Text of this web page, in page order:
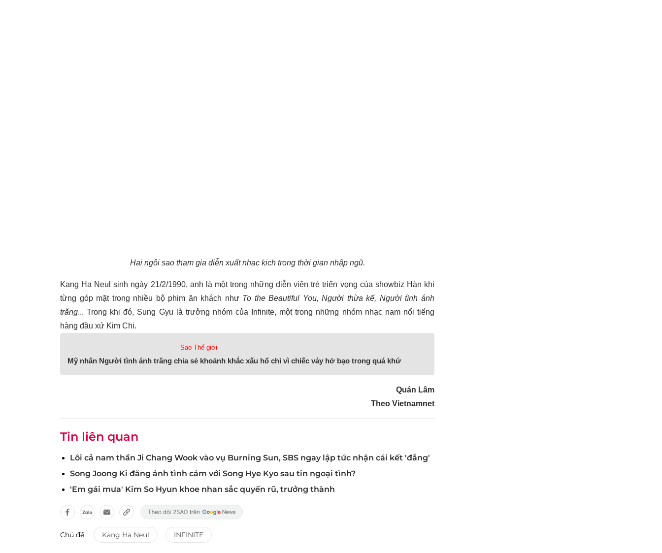
Hai ngôi sao tham gia diễn xuất nhạc kịch trong thời gian nhập ngũ.
Kang Ha Neul sinh ngày 21/2/1990, anh là một trong những diễn viên trẻ triển vọng của showbiz Hàn khi
từng góp mặt trong nhiều bộ phim ăn khách như To the Beautiful You, Người thừa kế, Người tình ánh
trăng... Trong khi đó, Sung Gyu là trưởng nhóm của Infinite, một trong những nhóm nhạc nam nổi tiếng
hàng đầu xứ Kim Chi.
Sao Thế giới
Mỹ nhân Người tình ánh trăng chia sẻ khoảnh khắc xấu hổ chỉ vì chiếc váy hở bạo trong quá khứ
Quán Lâm
Theo Vietnamnet
Tin liên quan
Lôi cả nam thần Ji Chang Wook vào vụ Burning Sun, SBS ngay lập tức nhận cái kết 'đắng'
Song Joong Ki đăng ảnh tình cảm với Song Hye Kyo sau tin ngoại tình?
'Em gái mưa' Kim So Hyun khoe nhan sắc quyến rũ, trưởng thành
Chủ đề: Kang Ha Neul INFINITE